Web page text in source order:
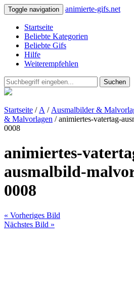
Toggle navigation animierte-gifs.net
Startseite
Beliebte Kategorien
Beliebte Gifs
Hilfe
Weiterempfehlen
Suchen
Startseite / A / Ausmalbilder &
& Malvorlagen / animiertes-vatertag-
0008
animiertes-
ausmalbild-
0008
« Vorheriges Bild
Nächstes Bild »